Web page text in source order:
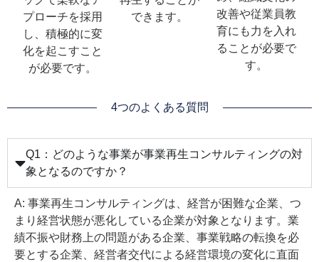
プローチを採用
し、積極的に変
化を起こすこと
が必要です。
できます。
改善や従業員教
育にも力を入れ
ることが必要で
す。
4つのよくある質問
Q1：どのような事業が事業再生コンサルティングの対
象となるのですか？
A: 事業再生コンサルティングは、経営が困難な企業、つ
まり経営状態が悪化している企業が対象となります。業
績不振や財務上の問題がある企業、事業戦略の転換を必
要とする企業、経営者交代による経営環境の変化に直面